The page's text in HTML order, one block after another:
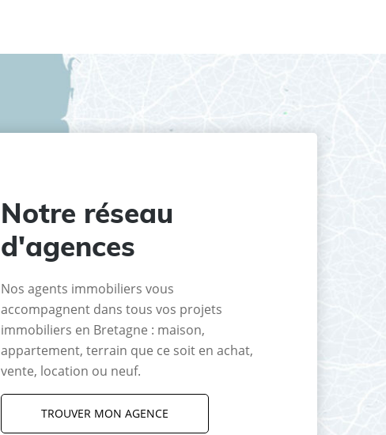
Notre réseau
d'agences
Nos agents immobiliers vous
accompagnent dans tous vos projets
immobiliers en Bretagne : maison,
appartement, terrain que ce soit en achat,
vente, location ou neuf.
TROUVER MON AGENCE